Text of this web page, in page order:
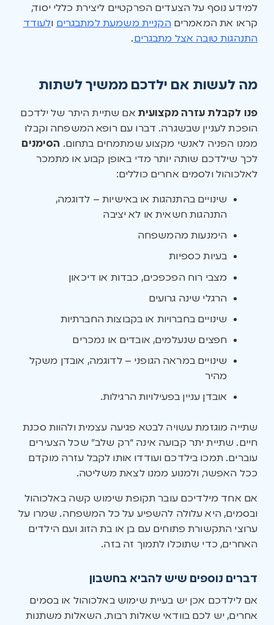
למידע נוסף על הצעדים הפרקטיים ליצירת כללי יסוד,
קראו את המאמרים הקניית משמעת למתבגרים ולעודד
התנהגות טובה אצל מתבגרים.
מה לעשות אם ילדכם ממשיך לשתות
פנו לקבלת עזרה מקצועית אם שתיית היתר של ילדכם
הופכת לעניין שבשגרה. דברו עם רופא המשפחה וקבלו
ממנו הפניה לאנשי מקצוע שמתמחים בתחום. הסימנים
לכך שילדכם שותה יותר מדי באופן קבוע או מתמכר
לאלכוהול ולסמים אחרים כוללים:
שינויים בהתנהגות או באישיות – לדוגמה,
התנהגות חשאית או לא יציבה
הימנעות מהמשפחה
בעיות כספיות
מצבי רוח הפכפכים, כבדות או דיכאון
הרגלי שינה גרועים
שינויים בחברויות או בקבוצות החברתיות
חפצים שנעלמים, אובדים או נמכרים
שינויים במראה הגופני – לדוגמה, אובדן משקל
מהיר
אובדן עניין בפעילויות הרגילות.
שתייה מוגזמת עשויה לבטא פגיעה עצמית ולהוות סכנת
חיים. שתיית יתר קבועה אינה “רק שלב” שכל הצעירים
עוברים. תמכו בילדכם ועודדו אותו לקבל עזרה מוקדם
ככל האפשר, ולמנוע ממנו לצאת משליטה.
אם אחד מילדיכם עובר תקופת שימוש קשה באלכוהול
ובסמים, היא עלולה להשפיע על כל המשפחה. שמרו על
ערוצי התקשורת פתוחים עם בן או בת הזוג ועם הילדים
האחרים, כדי שתוכלו לתמוך זה בזה.
דברים נוספים שיש להביא בחשבון
אם לילדכם אכן יש בעיית שימוש באלכוהול או בסמים
אחרים, יש לכם בוודאי שאלות רבות. השאלות משתנות